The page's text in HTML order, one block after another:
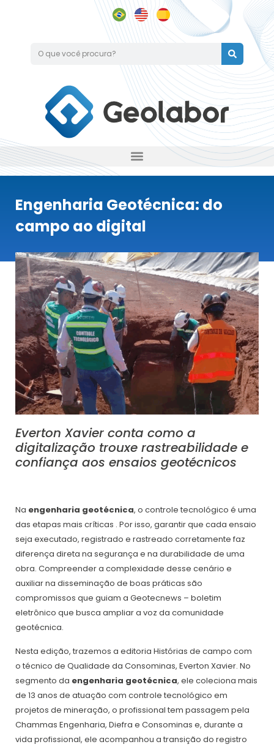
Engenharia Geotécnica: do
campo ao digital
Everton Xavier conta como a
digitalização trouxe rastreabilidade e
confiança aos ensaios geotécnicos
Na engenharia geotécnica, o controle tecnológico é uma
das etapas mais críticas . Por isso, garantir que cada ensaio
seja executado, registrado e rastreado corretamente faz
diferença direta na segurança e na durabilidade de uma
obra. Compreender a complexidade desse cenário e
auxiliar na disseminação de boas práticas são
compromissos que guiam a Geotecnews – boletim
eletrônico que busca ampliar a voz da comunidade
geotécnica.
Nesta edição, trazemos a editoria Histórias de campo com
o técnico de Qualidade da Consominas, Everton Xavier. No
segmento da engenharia geotécnica, ele coleciona mais
de 13 anos de atuação com controle tecnológico em
projetos de mineração, o profissional tem passagem pela
Chammas Engenharia, Diefra e Consominas e, durante a
vida profissional, ele acompanhou a transição do registro